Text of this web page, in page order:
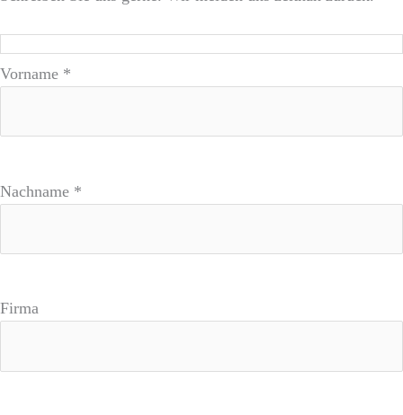
Vorname *
Nachname *
Firma